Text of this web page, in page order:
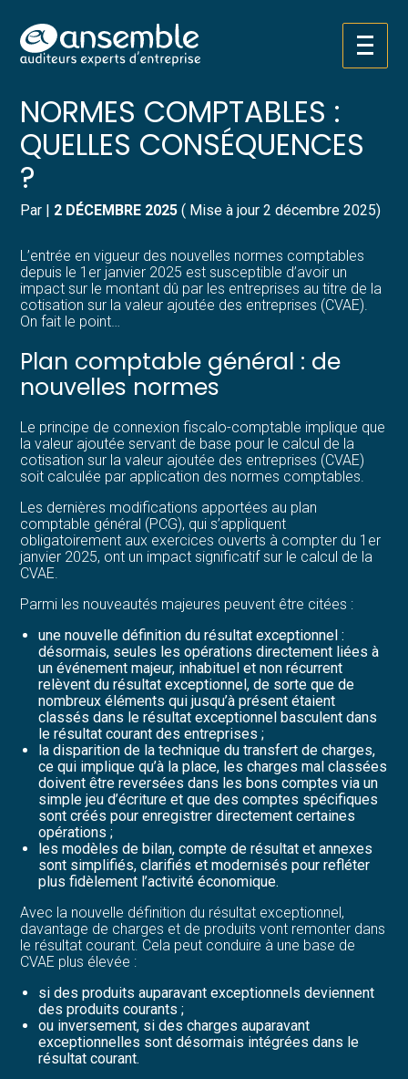
Aller
au
Créer et reprendre une activité
Gérer votre quotidien
Piloter votre entreprise
Développer votre entreprise
Structurer votre croissance
Être prêt pour la facturation
Pilotez votre gestion
Suivre votre comptabilité
Gérer vos ressources humaines
Dématérialiser vos documents
CVAE ET NOUVELLES
NORMES COMPTABLES :
QUELLES CONSÉQUENCES
?
Par | 2 DÉCEMBRE 2025 ( Mise à jour 2 décembre 2025)
L’entrée en vigueur des nouvelles normes comptables
depuis le 1er janvier 2025 est susceptible d’avoir un
impact sur le montant dû par les entreprises au titre de la
cotisation sur la valeur ajoutée des entreprises (CVAE).
On fait le point…
Plan comptable général : de
nouvelles normes
Le principe de connexion fiscalo-comptable implique que
la valeur ajoutée servant de base pour le calcul de la
cotisation sur la valeur ajoutée des entreprises (CVAE)
soit calculée par application des normes comptables.
Les dernières modifications apportées au plan
comptable général (PCG), qui s’appliquent
obligatoirement aux exercices ouverts à compter du 1er
janvier 2025, ont un impact significatif sur le calcul de la
CVAE.
Parmi les nouveautés majeures peuvent être citées :
une nouvelle définition du résultat exceptionnel :
désormais, seules les opérations directement liées à
un événement majeur, inhabituel et non récurrent
relèvent du résultat exceptionnel, de sorte que de
nombreux éléments qui jusqu’à présent étaient
classés dans le résultat exceptionnel basculent dans
le résultat courant des entreprises ;
la disparition de la technique du transfert de charges,
ce qui implique qu’à la place, les charges mal classées
doivent être reversées dans les bons comptes via un
simple jeu d’écriture et que des comptes spécifiques
sont créés pour enregistrer directement certaines
opérations ;
les modèles de bilan, compte de résultat et annexes
sont simplifiés, clarifiés et modernisés pour refléter
plus fidèlement l’activité économique.
Avec la nouvelle définition du résultat exceptionnel,
davantage de charges et de produits vont remonter dans
le résultat courant. Cela peut conduire à une base de
CVAE plus élevée :
si des produits auparavant exceptionnels deviennent
des produits courants ;
ou inversement, si des charges auparavant
exceptionnelles sont désormais intégrées dans le
résultat courant.